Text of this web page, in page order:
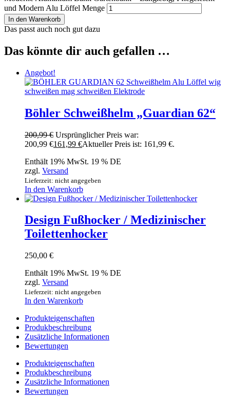
und Modern Alu Löffel Menge
In den Warenkorb
Das passt auch noch gut dazu
Das könnte dir auch gefallen …
Angebot!
Böhler Schweißhelm „Guardian 62“
200,99€ Ursprünglicher Preis war:
200,99 €161,99 €Aktueller Preis ist: 161,99 €.
Enthält 19% MwSt. 19 % DE
zzgl. Versand
Lieferzeit: nicht angegeben
In den Warenkorb
Design Fußhocker / Medizinischer
Toilettenhocker
250,00 €
Enthält 19% MwSt. 19 % DE
zzgl. Versand
Lieferzeit: nicht angegeben
In den Warenkorb
Produkteigenschaften
Produkbeschreibung
Zusätzliche Informationen
Bewertungen
Produkteigenschaften
Produkbeschreibung
Zusätzliche Informationen
Bewertungen